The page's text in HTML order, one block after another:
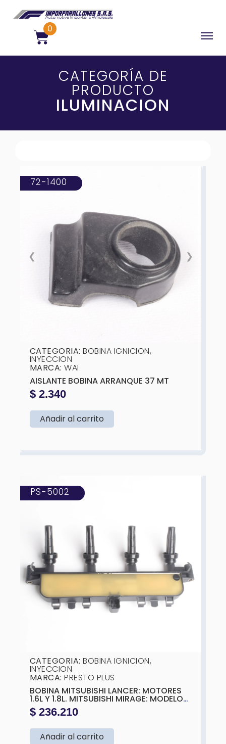
0
CATEGORÍA DE
PRODUCTO
ILUMINACION
❮ ❯
72-1400
CATEGORIA:BOBINA IGNICION,
INYECCION
MARCA:WAI
AISLANTE BOBINA ARRANQUE 37 MT
$2.340
Añadir al carrito
❮ ❯
PS-5002
CATEGORIA:BOBINA IGNICION,
INYECCION
MARCA:PRESTO PLUS
BOBINA MITSUBISHI LANCER: MOTORES
1.6L Y 1.8L. MITSUBISHI MIRAGE: MODELOS
COMPATIBLES CON ESTA ARQUITECTURA
DE MOTOR.DODGE BRISA
$236.210
Añadir al carrito